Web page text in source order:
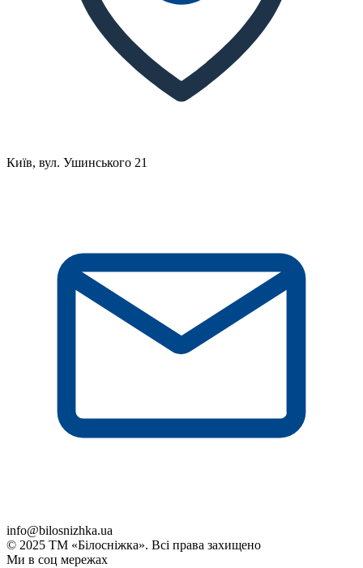
Київ, вул. Ушинського 21
info@bilosnizhka.ua
© 2025 ТМ «Білосніжка». Всі права захищено
Ми в соц мережах